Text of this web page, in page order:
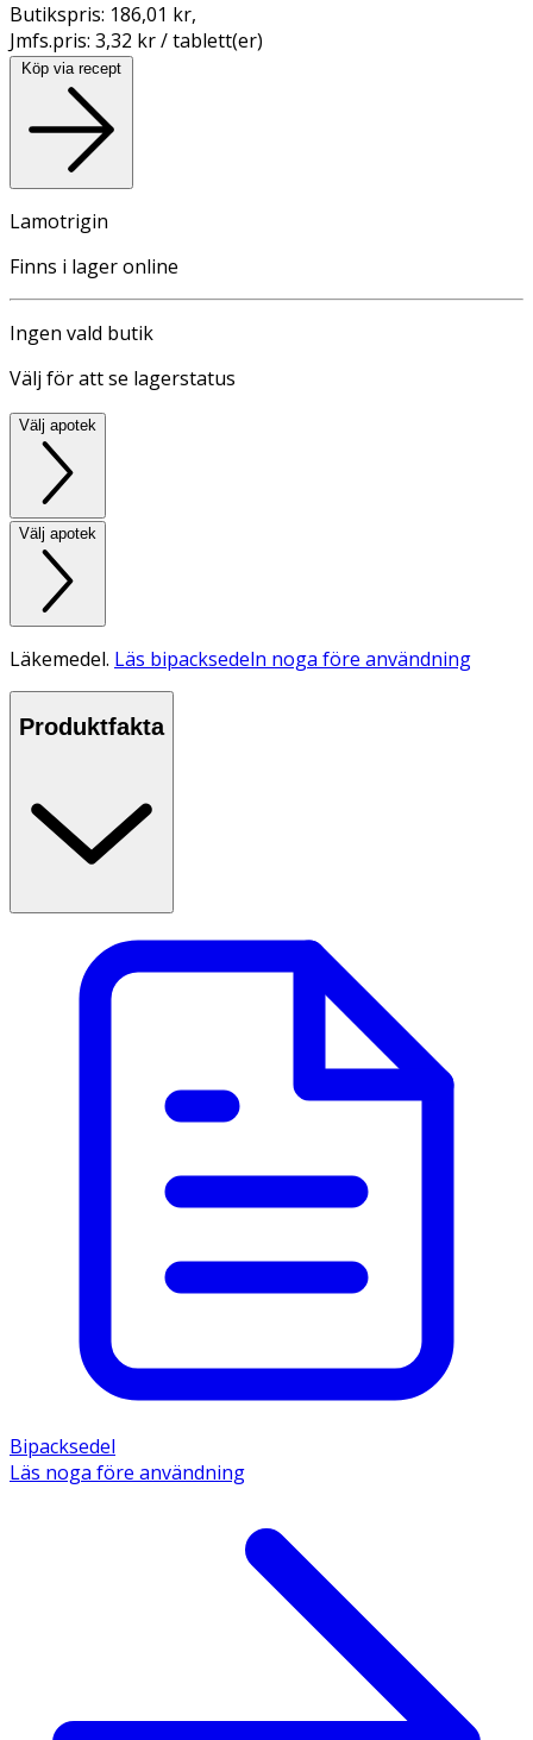
Butikspris: 186,01 kr,
Jmfs.pris: 3,32 kr / tablett(er)
Köp via recept
Lamotrigin
Finns i lager online
Ingen vald butik
Välj för att se lagerstatus
Välj apotek
Välj apotek
Läkemedel. Läs bipacksedeln noga före användning
Produktfakta
Bipacksedel
Läs noga före användning